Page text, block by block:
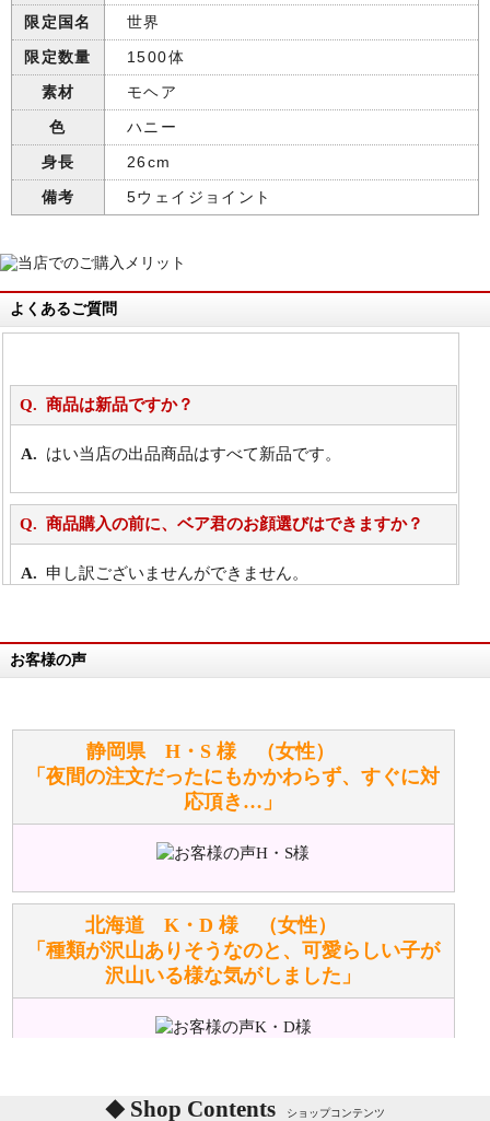
限定国名
世界
限定数量
1500体
素材
モヘア
色
ハニー
身長
26cm
備考
5ウェイジョイント
よくあるご質問
商品は新品ですか？
はい当店の出品商品はすべて新品です。
商品購入の前に、ベア君のお顔選びはできますか？
申し訳ございませんができません。
万が一欲しい商品が見つからない場合は、探して取り
お任せください！それは当店が謡っています「おも
てなしの心」で対応させていただきます。
シュタイフのぬいぐるみは洗濯できますか？ ぬいぐ
るみのお手入れ方法を教えてください。
詳しくはこちら をご覧ください。
ぬいぐるみの耳に付いているボタンやタグに、何か意
味などがありますか？
詳しくはこちらをご覧ください。
お客様の声
静岡県 H・S 様 （女性）
「夜間の注文だったにもかかわらず、すぐに対
応頂き…」
北海道 K・D 様 （女性）
「種類が沢山ありそうなのと、可愛らしい子が
沢山いる様な気がしました」
東京都 M・K 様 （女性）
Shop Contents ショップコンテンツ